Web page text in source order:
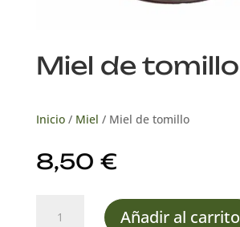
Miel de tomillo
Inicio/ Miel / Miel de tomillo
8,50 €
Añadir al carrito